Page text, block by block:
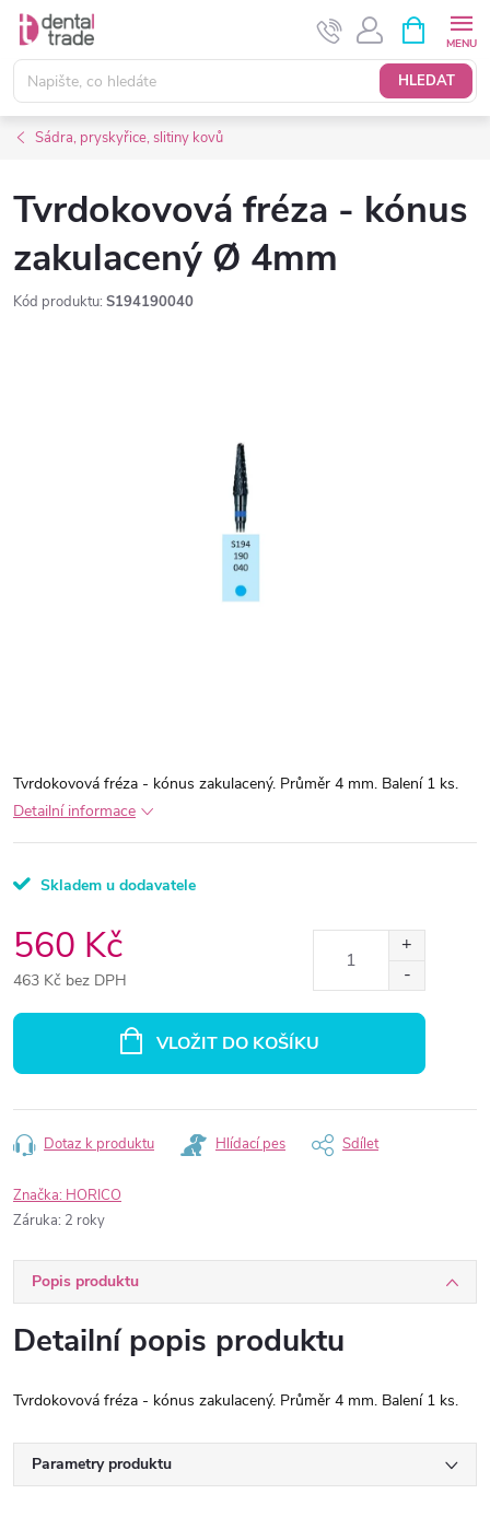
Přejít
obsah
HLEDAT
NÁKUPNÍ
KOŠÍK
Sádra, pryskyřice, slitiny kovů
Tvrdokovová fréza - kónus
zakulacený Ø 4mm
Kód produktu: S194190040
Tvrdokovová fréza - kónus zakulacený. Průměr 4 mm. Balení 1 ks.
Detailní informace
Skladem u dodavatele
560 Kč
463 Kč bez DPH
VLOŽIT DO KOŠÍKU
Dotaz k produktu Hlídací pes Sdílet
Značka: HORICO
Záruka: 2 roky
Popis produktu
Detailní popis produktu
Tvrdokovová fréza - kónus zakulacený. Průměr 4 mm. Balení 1 ks.
Parametry produktu